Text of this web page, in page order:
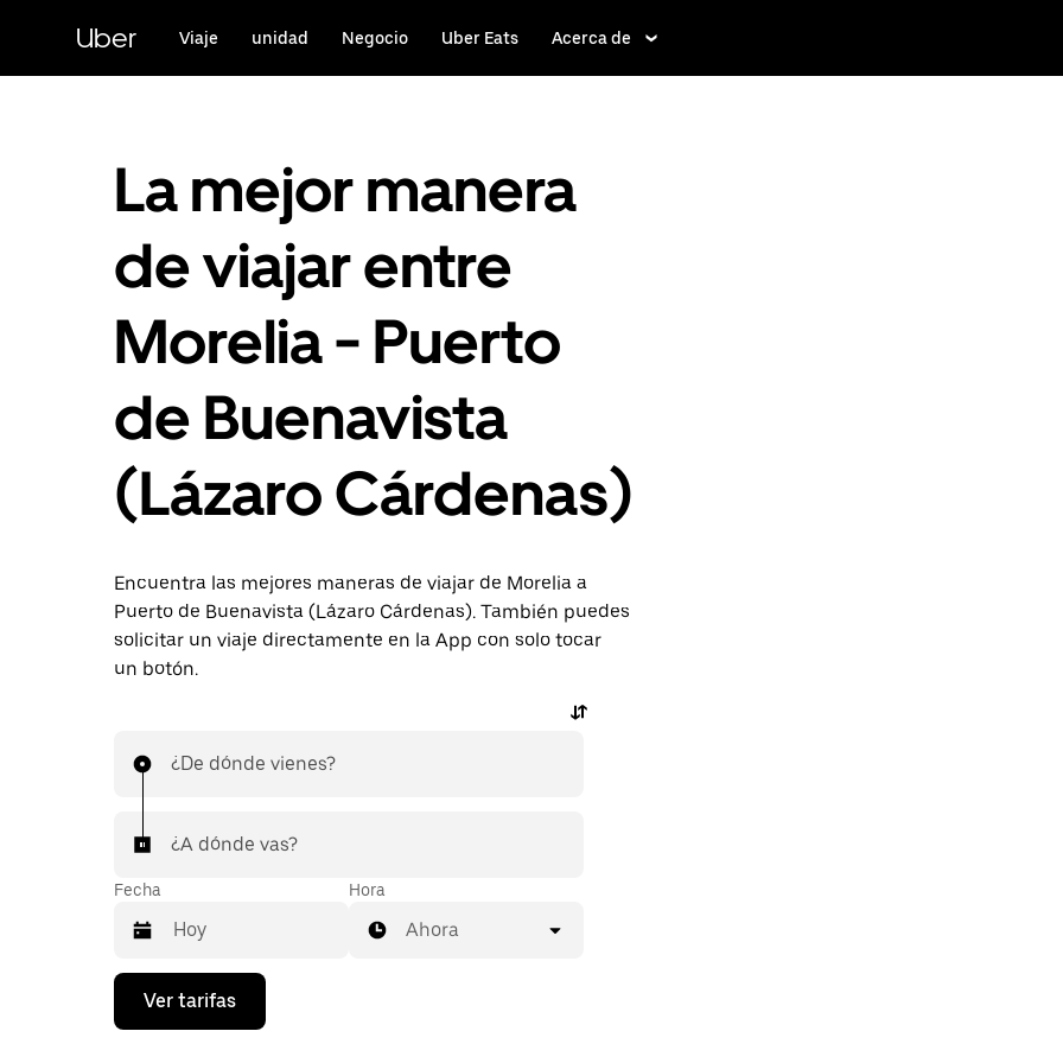
contenido
principal
Uber Viaje unidad Negocio Uber Eats Acerca de
La mejor manera
de viajar entre
Morelia - Puerto
de Buenavista
(Lázaro Cárdenas)
Encuentra las mejores maneras de viajar de Morelia a
Puerto de Buenavista (Lázaro Cárdenas). También puedes
solicitar un viaje directamente en la App con solo tocar
un botón.
¿De dónde vienes?
¿A dónde vas?
Fecha
Presiona
flecha
Hora
Ahora
Ver tarifas